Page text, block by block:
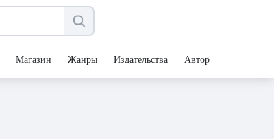
Магазин Жанры Издательства Авторы